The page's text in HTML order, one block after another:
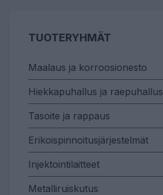
TUOTERYHMÄT
Maalaus ja korroosionesto
Hiekkapuhallus ja raepuhallus
Tasoite ja rappaus
Erikoispinnoitusjärjestelmät
Injektointilaitteet
Metalliruiskutus